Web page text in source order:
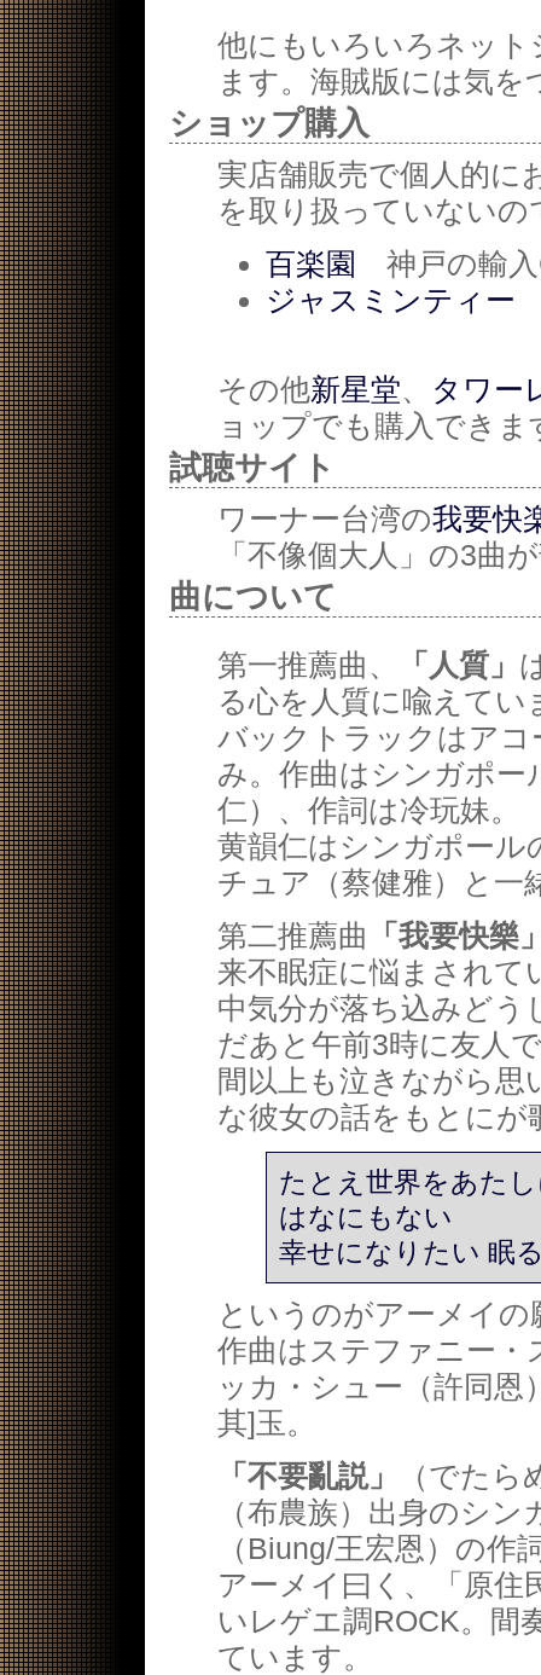
他にもいろいろネッ
ます。海賊版には気
ショップ購入
実店舗販売で個人的に
を取り扱っていない
百楽園
神戸の輸
ジャスミンティー
その他新星堂、
タワー
ョップでも購入できま
試聴サイト
ワーナー台湾の我要快
「不像個大人」の3曲
曲について
第一推薦曲、 「人質」
る心を人質に喩えてい
バックトラックはア
み。作曲はシンガポ
仁）、作詞は冷玩妹。
黄韻仁はシンガポール
チュア（蔡健雅）と一
第二推薦曲
「我要快樂
来不眠症に悩まされ
中気分が落ち込みどう
だあと午前3時に友人
間以上も泣きながら
な彼女の話をもとにが
たとえ世界をあた
はなにもない
幸せになりたい 眠
というのがアーメイ
作曲はステファニー・
ッカ・シュー（許同恩
其]玉。
「不要亂説」
（でた
（布農族）出身のシ
（Biung/王宏恩）の作
アーメイ曰く、「原
いレゲエ調ROCK。間
ています。